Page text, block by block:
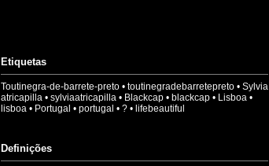
Etiquetas
Toutinegra-de-barrete-preto • toutinegradebarretepreto • Sylvia
atricapilla • sylviaatricapilla • Blackcap • blackcap • Lisboa •
lisboa • Portugal • portugal • ? • lifebeautiful
Definições